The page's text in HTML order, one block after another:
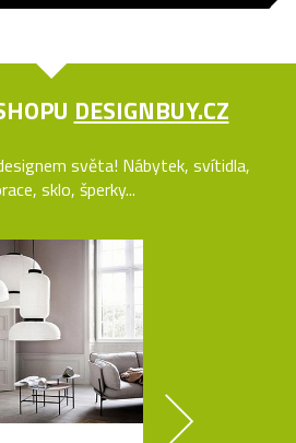
DESIGNBUY.CZ
světa! Nábytek, svítidla,
sklo, šperky...